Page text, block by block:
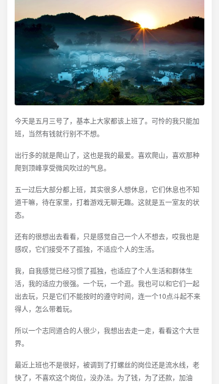
今天是五月三号了，基本上大家都该上班了。可怜的我只能加
班，当然有钱就行别不不想。
出行多的就是爬山了，这也是我的最爱。喜欢爬山，喜欢那种
爬到顶峰享受微风吹过的气息。
五一过后大部分都上班，其实很多人想休息，它们休息也不知
道干嘛，待在家里，打着游戏无聊无趣。这就是五一室友的状
态。
还有的很想出去看看，只是感觉自己一个人不想去，哎我也是
感叹，它们接受不了孤独，不适应个人的生活。
我，自我感觉已经习惯了孤独，也适应了个人生活和群体生
活，我的适应力很强。一个玩，一个逛。我也可以和它们一起
出去玩，只是它们不能按时的遵守时间，连一个10点斗起不来
得人，怎么带着玩。
所以一个志同道合的人很少，我想出去走一走，看看这个大世
界。
最近上班也不是很好，被调到了打螺丝的岗位还是流水线，老
快了，不喜欢这个岗位，没办法。为了钱，为了还款，加油